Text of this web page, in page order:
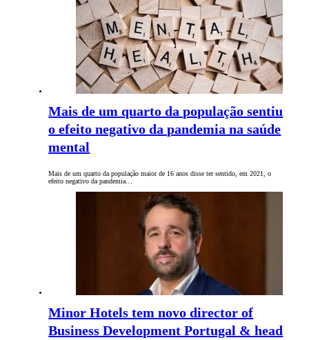
Mais de um quarto da população sentiu
o efeito negativo da pandemia na saúde
mental
Mais de um quarto da população maior de 16 anos disse ter sentido, em 2021, o
efeito negativo da pandemia…
Minor Hotels tem novo director of
Business Development Portugal & head